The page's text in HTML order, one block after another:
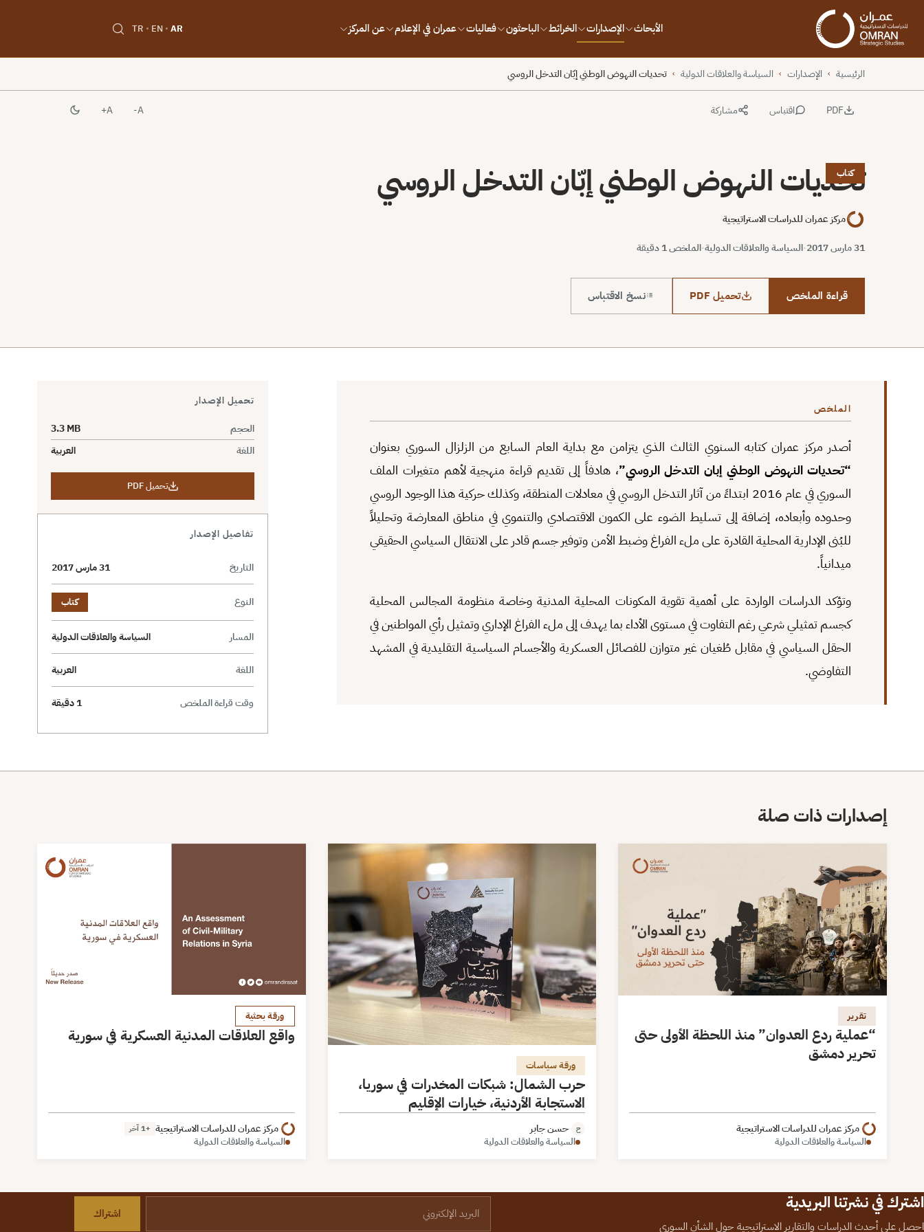
الأبحاث الإصدارات الخرائط الباحثون فعاليات عمران في الإعلام عن المركز AR
EN
TR
الرئيسية › الإصدارات › السياسة والعلاقات الدولية › تحديات النهوض الوطني إبّان التدخل الروسي
PDF اقتباس مشاركة A-
A+
كتاب
تحديات النهوض الوطني إبّان التدخل الروسي
مركز عمران للدراسات الاستراتيجية
31 مارس 2017
·السياسة والعلاقات الدولية·الملخص 1 دقيقة
قراءة الملخص تحميل PDF نسخ الاقتباس
الملخص
أصدر مركز عمران كتابه السنوي الثالث الذي يتزامن مع بداية العام السابع من الزلزال السوري بعنوان
“تحديات النهوض الوطني إبان التدخل الروسي”، هادفاً إلى تقديم قراءة منهجية لأهم متغيرات الملف
السوري في عام 2016 ابتداءً من آثار التدخل الروسي في معادلات المنطقة، وكذلك حركية هذا الوجود الروسي
وحدوده وأبعاده، إضافة إلى تسليط الضوء على الكمون الاقتصادي والتنموي في مناطق المعارضة وتحليلاً
للبُنى الإدارية المحلية القادرة على ملء الفراغ وضبط الأمن وتوفير جسم قادر على الانتقال السياسي الحقيقي
ميدانياً.
وتؤكد الدراسات الواردة على أهمية تقوية المكونات المحلية المدنية وخاصة منظومة المجالس المحلية
كجسم تمثيلي شرعي رغم التفاوت في مستوى الأداء بما يهدف إلى ملء الفراغ الإداري وتمثيل رأي المواطنين في
الحقل السياسي في مقابل طُغيان غير متوازن للفصائل العسكرية والأجسام السياسية التقليدية في المشهد
التفاوضي.
تحميل الإصدار
الحجم
3.3 MB
اللغة
العربية
تحميل PDF
تفاصيل الإصدار
التاريخ 31 مارس 2017
النوع كتاب
المسار السياسة والعلاقات الدولية
اللغة العربية
وقت قراءة الملخص 1 دقيقة
إصدارات ذات صلة
تقرير
“عملية ردع العدوان” منذ اللحظة الأولى حتى
تحرير دمشق
مركز عمران للدراسات الاستراتيجية
السياسة والعلاقات الدولية
ورقة سياسات
حرب الشمال: شبكات المخدرات في سوريا،
الاستجابة الأردنية، خيارات الإقليم
ح حسن جابر
السياسة والعلاقات الدولية
ورقة بحثية
واقع العلاقات المدنية العسكرية في سورية
مركز عمران للدراسات الاستراتيجية +1 آخر
السياسة والعلاقات الدولية
اشترك في نشرتنا البريدية
احصل على أحدث الدراسات والتقارير الاستراتيجية حول الشأن السوري
اشتراك